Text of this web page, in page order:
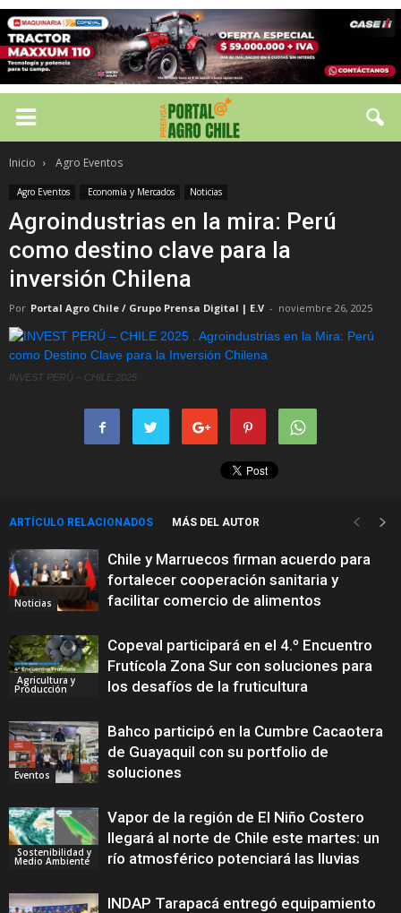
Inicio Agro Eventos
Agro Eventos Economía y Mercados Noticias
Agroindustrias en la mira: Perú
como destino clave para la
inversión Chilena
Por Portal Agro Chile / Grupo Prensa Digital | E.V - noviembre 26, 2025
INVEST PERÚ – CHILE 2025
ARTÍCULO RELACIONADOS MÁS DEL AUTOR
Noticias
Chile y Marruecos firman acuerdo para
fortalecer cooperación sanitaria y
facilitar comercio de alimentos
Agricultura y
Producción
Copeval participará en el 4.º Encuentro
Frutícola Zona Sur con soluciones para
los desafíos de la fruticultura
Eventos
Bahco participó en la Cumbre Cacaotera
de Guayaquil con su portfolio de
soluciones
Sostenibilidad y
Medio Ambiente
Vapor de la región de El Niño Costero
llegará al norte de Chile este martes: un
río atmosférico potenciará las lluvias
INDAP Tarapacá entregó equipamiento